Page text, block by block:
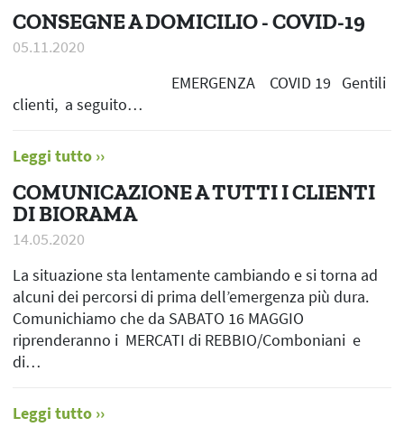
CONSEGNE A DOMICILIO - COVID-19
05.11.2020
EMERGENZA COVID 19 Gentili
clienti, a seguito…
Leggi tutto
COMUNICAZIONE A TUTTI I CLIENTI
DI BIORAMA
14.05.2020
La situazione sta lentamente cambiando e si torna ad
alcuni dei percorsi di prima dell’emergenza più dura.
Comunichiamo che da SABATO 16 MAGGIO
riprenderanno i MERCATI di REBBIO/Comboniani e
di…
Leggi tutto